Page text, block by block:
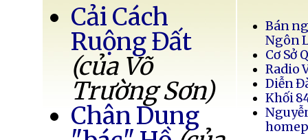
Cải Cách
Ruộng Đất
(của Võ
Trường Sơn)
Chân Dung
Bán
Ngôn
Cơ Sở
Radio
Diễn
Khối